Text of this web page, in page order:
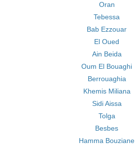
Oran
Tebessa
Bab Ezzouar
El Oued
Ain Beida
Oum El Bouaghi
Berrouaghia
Khemis Miliana
Sidi Aissa
Tolga
Besbes
Hamma Bouziane